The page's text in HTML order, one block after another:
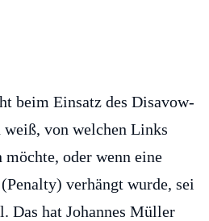
beim Einsatz des Disavow-
von welchen Links
oder wenn eine
verhängt wurde, sei
Das hat Johannes Müller